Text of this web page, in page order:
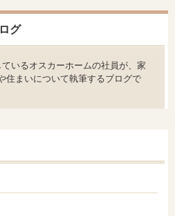
グ
いるオスカーホームの社員が、家
住まいについて執筆するブログで